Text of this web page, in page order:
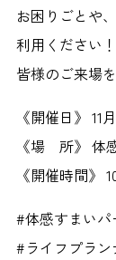
お困りごとや
利用ください！
皆様のご来場
《開催日》 11
《場 所》 体
《開催時間》
#体感すまい
#ライフプラン